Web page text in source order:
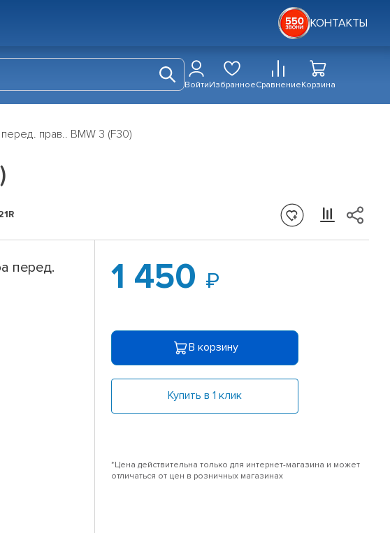
КОНТАКТЫ
ВойтиИзбранноеСравнениеКорзина
прав.. BMW 3 (F30)
перед.
1 450
В корзину
Купить в 1 клик
*Цена действительна только для интернет-магазина и может
отличаться от цен в розничных магазинах